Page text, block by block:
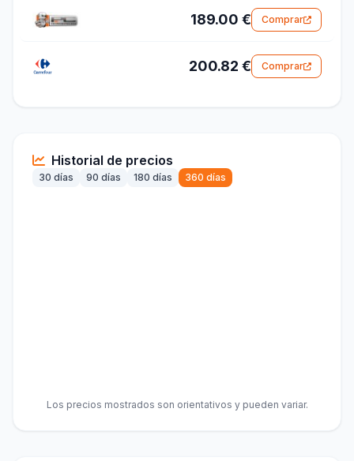
189.00 € Comprar
200.82 € Comprar
Historial de precios
30 días 90 días 180 días 360 días
Los precios mostrados son orientativos y pueden variar.